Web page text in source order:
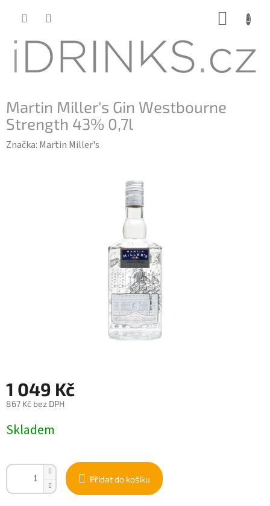
Martin Miller's Gin Westbourne
Strength 43% 0,7l
Značka: Martin Miller's
1 049 Kč
867 Kč bez DPH
cena:
Skladem
Přidat do košíku